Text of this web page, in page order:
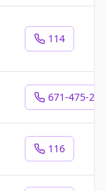
114
671-475-
116